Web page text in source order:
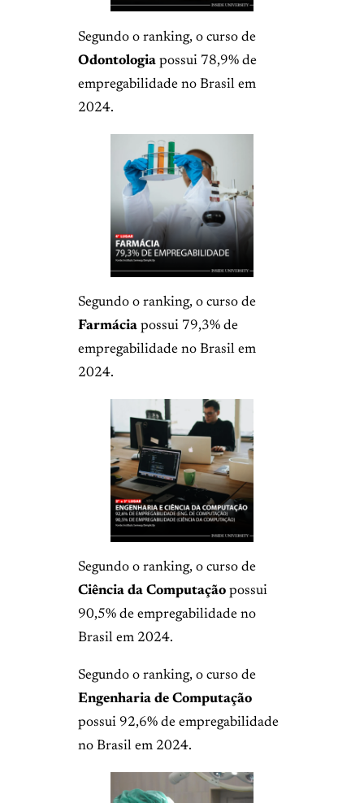
Segundo o ranking, o curso de
Odontologia possui 78,9% de
empregabilidade no Brasil em
2024.
Segundo o ranking, o curso de
Farmácia possui 79,3% de
empregabilidade no Brasil em
2024.
Segundo o ranking, o curso de
Ciência da Computação possui
90,5% de empregabilidade no
Brasil em 2024.
Segundo o ranking, o curso de
Engenharia de Computação
possui 92,6% de empregabilidade
no Brasil em 2024.